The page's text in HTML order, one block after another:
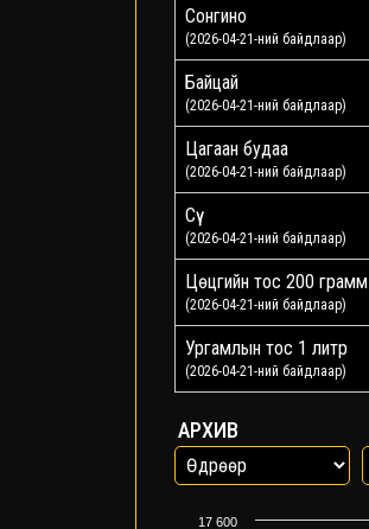
Сонгино
(2026-04-21-ний байдлаар)
Байцай
(2026-04-21-ний байдлаар)
Цагаан будаа
(2026-04-21-ний байдлаар)
Сүү
(2026-04-21-ний байдлаар)
Цөцгийн тос 200 грамм
(2026-04-21-ний байдлаар)
Ургамлын тос 1 литр
(2026-04-21-ний байдлаар)
АРХИВ
17 600